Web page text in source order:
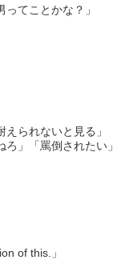
てことかな？」
られないと見る」
」「罵倒されたい」
of this.」